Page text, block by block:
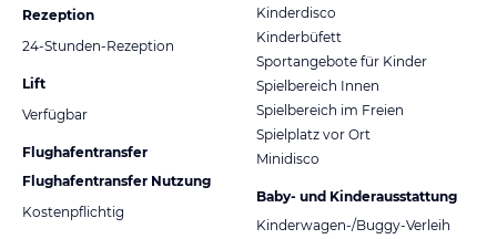
Rezeption
24-Stunden-Rezeption
Lift
Verfügbar
Flughafentransfer
Flughafentransfer Nutzung
Kostenpflichtig
Kinderdisco
Kinderbüfett
Sportangebote für Kinder
Spielbereich Innen
Spielbereich im Freien
Spielplatz vor Ort
Minidisco
Baby- und Kinderausstattung
Kinderwagen-/Buggy-Verleih